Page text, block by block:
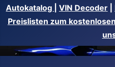
Autokatalog VIN Decoder
Preislisten zum